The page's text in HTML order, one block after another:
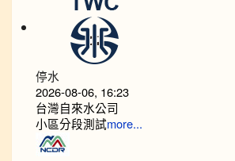
停水
2026-08-06, 16:23
台灣自來水公司
小區分段測試more...